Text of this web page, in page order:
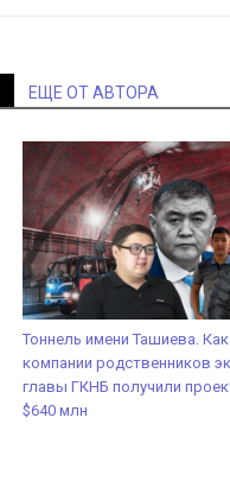
ЕЩЕ ОТ АВТОРА
Тоннель имени Ташиева. Как
компании родственников
главы ГКНБ получили
$640 млн